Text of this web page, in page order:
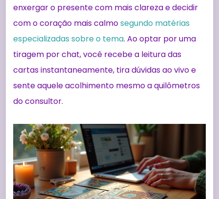
enxergar o presente com mais clareza e decidir
com o coração mais calmosegundo matérias
especializadas sobre o tema. Ao optar por uma
tiragem por chat, você recebe a leitura das
cartas instantaneamente, tira dúvidas ao vivo e
sente aquele acolhimento mesmo a quilômetros
do consultor.